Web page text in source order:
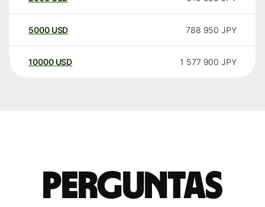
5000 USD 788 950 JPY
10000 USD 1 577 900 JPY
Perguntas